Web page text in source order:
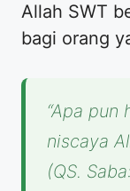
Allah SWT
bagi orang
“Apa pun
niscaya
(QS.